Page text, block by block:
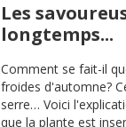
Les
longtemps...
Comment se fait-il
froides d'automne?
serre… Voici
que la plante est